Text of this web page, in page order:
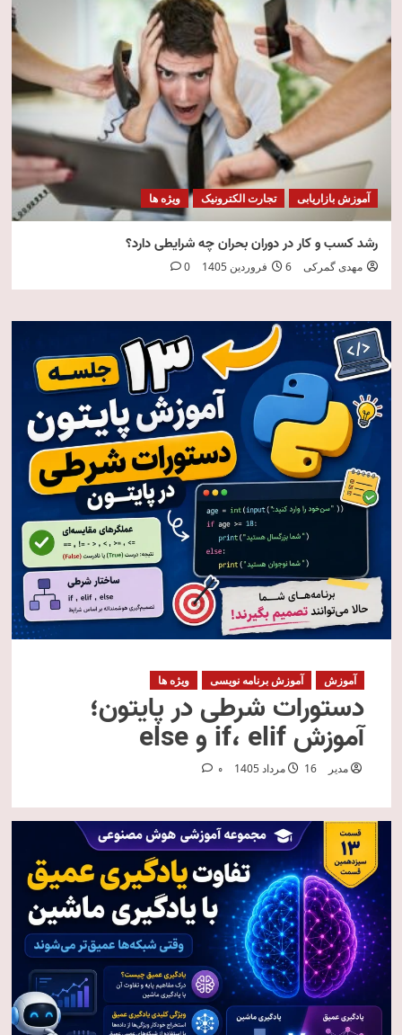
آموزش بازاریابی تجارت الکترونیک ویژه ها
رشد کسب و کار در دوران بحران چه شرایطی دارد؟
مهدی گمرکی 6 فروردین 1405 0
آموزش آموزش برنامه نویسی ویژه ها
دستورات شرطی در پایتون؛
آموزش if، elif و else
مدیر 16 مرداد 1405 0